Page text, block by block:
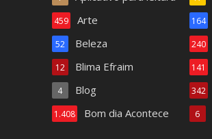
Arte
459
Beleza
52
Blima Efraim
12
Blog
4
Bom dia Acontece
1.408
164
240
141
342
6